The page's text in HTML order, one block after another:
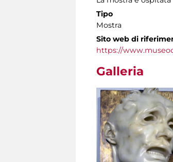
Tipo
Mostra
Sito web di
https://
Galleria